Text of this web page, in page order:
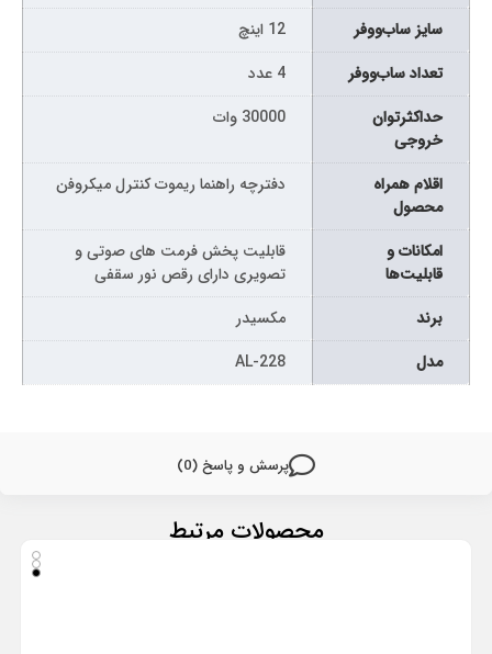
پرسش و پاسخ (0)
سایز ساب‌ووفر
12 اینچ
تعداد ساب‌ووفر
4 عدد
حداکثرتوان
خروجی
30000 وات
اقلام همراه
محصول
دفترچه راهنما ریموت کنترل میکروفن
امکانات و
قابلیت‌ها
قابلیت پخش فرمت های صوتی و
تصویری دارای رقص نور سقفی
برند
مکسیدر
مدل
AL-228
محصولات مرتبط